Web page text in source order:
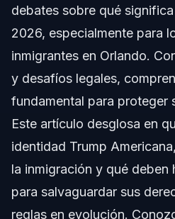
Americano
Cómo la Identidad Trump
Paso a Paso: Cómo
Dreamer
Errores Comunes de los
Evitarlos
Calendario y Qué Esperar
Preguntas Frecuentes
debates sobre qué
2026, especialmente para
inmigrantes en Orlando.
y desafíos legales,
fundamental para proteger
Este artículo desglosa en
identidad Trump
la inmigración y qué deben
para salvaguardar sus
reglas en evolución.